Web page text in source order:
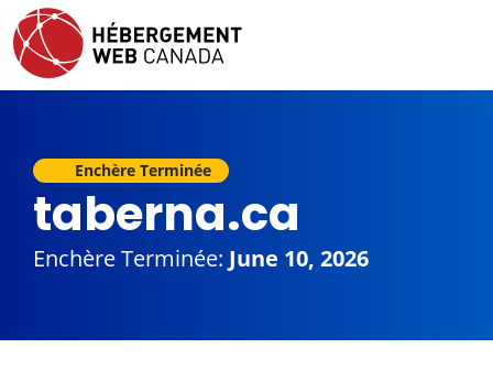
Enchère Terminée
taberna.ca
Enchère Terminée: June 10, 2026